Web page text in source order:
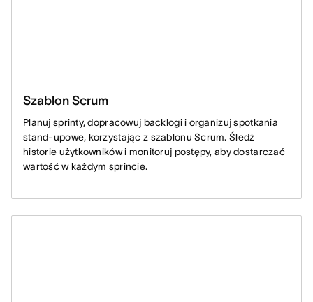
Szablon Scrum
Planuj sprinty, dopracowuj backlogi i organizuj spotkania
stand-upowe, korzystając z szablonu Scrum. Śledź
historie użytkowników i monitoruj postępy, aby dostarczać
wartość w każdym sprincie.